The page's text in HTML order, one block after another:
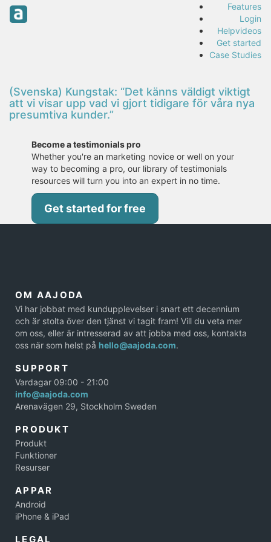
Features
Login
Helpvideos
Get started
Case Studies
(Svenska) Kungstak: “Det känns väldigt viktigt
att vi visar upp vad vi gjort tidigare för våra nya
presumtiva kunder.”
Become a testimonials pro
Whether you're an marketing novice or well on your
way to becoming a pro, our library of testimonials
resources will turn you into an expert in no time.
Get started for free
OM AAJODA
Vi har jobbat med kundupplevelser i snart ett decennium
och är stolta över den tjänst vi tagit fram! Vill du veta mer
om oss, eller är intresserad av att jobba med oss, kontakta
oss när som helst på hello@aajoda.com.
SUPPORT
Vardagar 09:00 - 21:00
info@aajoda.com
Arenavägen 29, Stockholm Sweden
PRODUKT
Produkt
Funktioner
Resurser
APPAR
Android
iPhone & iPad
LEGAL